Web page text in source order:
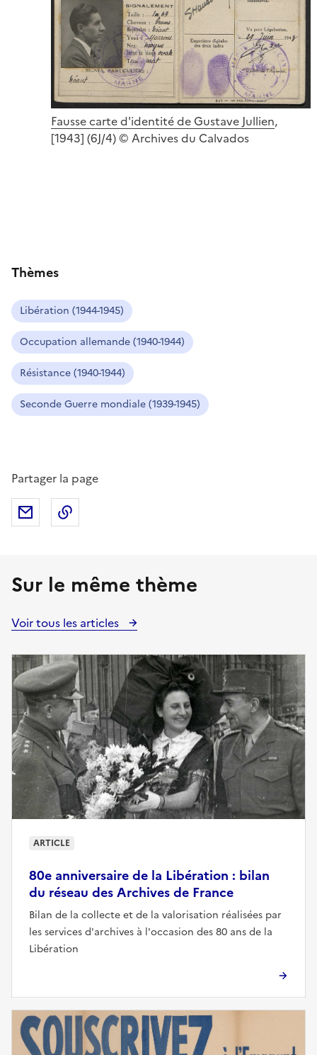
Fausse carte d'identité de Gustave Jullien,
[1943] (6J/4) © Archives du Calvados
Thèmes
Libération (1944-1945)
Occupation allemande (1940-1944)
Résistance (1940-1944)
Seconde Guerre mondiale (1939-1945)
Partager la page
Partager par mail
Sur le même thème
Voir tous les articles
80e anniversaire de la Libération : bilan
du réseau des Archives de France
Bilan de la collecte et de la valorisation réalisées par
les services d'archives à l'occasion des 80 ans de la
Libération
ARTICLE